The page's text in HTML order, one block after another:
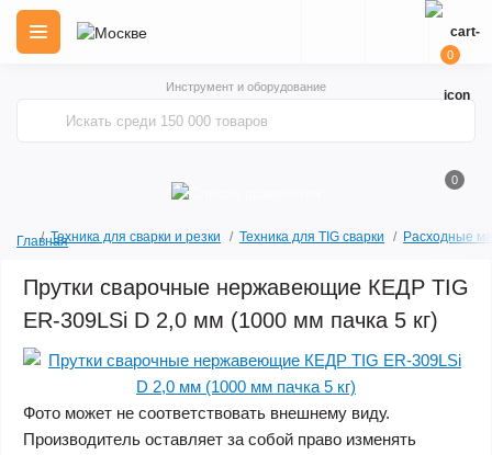
Инструмент и оборудование
0
0
ГлавнаяТехника для сварки и резки Техника для TIG сварки Расходные
Прутки сварочные нержавеющие КЕДР TIG
ER-309LSi D 2,0 мм (1000 мм пачка 5 кг)
Фото может не соответствовать внешнему виду.
Производитель оставляет за собой право изменять